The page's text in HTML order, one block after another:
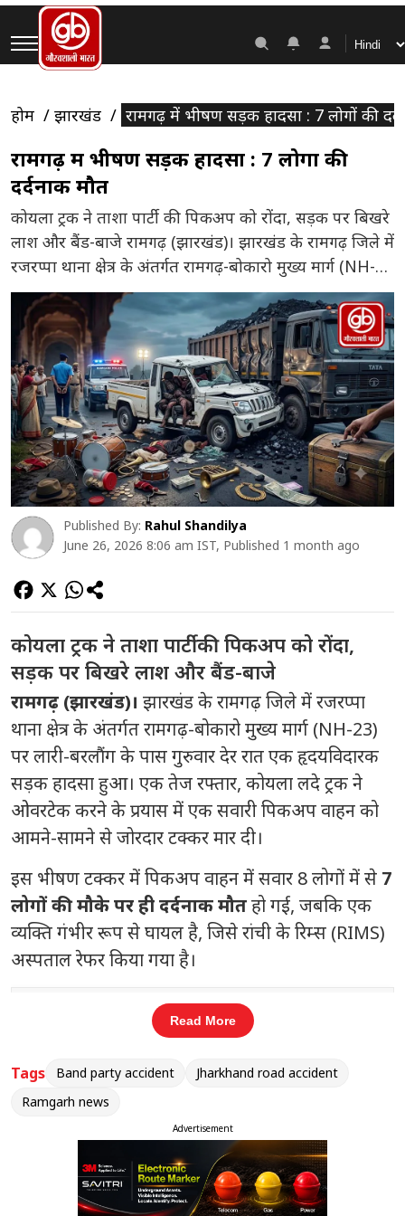
होम झारखंड रामगढ़ में भीषण सड़क हादसा : 7 लोगों की
रामगढ़ में भीषण सड़क हादसा : 7 लोगों की
दर्दनाक मौत
कोयला ट्रक ने ताशा पार्टी की पिकअप को रोंदा, सड़क पर बिखरे
लाश और बैंड-बाजे रामगढ़ (झारखंड)। झारखंड के रामगढ़ जिले में
रजरप्पा थाना क्षेत्र के अंतर्गत रामगढ़-बोकारो मुख्य मार्ग (NH-
23) पर लारी-बरलौंग के पास गुरुवार देर रात एक हृदयविदारक
सड़क हादसा हुआ। एक तेज रफ्तार, कोयला लदे ट्रक ने ओवरटेक
करने के प्रयास में […]
Published By: Rahul Shandilya
June 26, 2026 8:06 am IST, Published 1 month ago
कोयला ट्रक ने ताशा पार्टी की पिकअप को रोंदा,
सड़क पर बिखरे लाश और बैंड-बाजे
रामगढ़ (झारखंड)। झारखंड के रामगढ़ जिले में रजरप्पा
थाना क्षेत्र के अंतर्गत रामगढ़-बोकारो मुख्य मार्ग (NH-23)
पर लारी-बरलौंग के पास गुरुवार देर रात एक हृदयविदारक
सड़क हादसा हुआ। एक तेज रफ्तार, कोयला लदे ट्रक ने
ओवरटेक करने के प्रयास में एक सवारी पिकअप वाहन को
आमने-सामने से जोरदार टक्कर मार दी।
इस भीषण टक्कर में पिकअप वाहन में सवार 8 लोगों में से 7
लोगों की मौके पर ही दर्दनाक मौतहो गई, जबकि एक
व्यक्ति गंभीर रूप से घायल है, जिसे रांची के रिम्स (RIMS)
अस्पताल रेफर किया गया है।
क्या होगा बड़ा निवेश?
‹
## ताशा पार्टी से जुड़े थे सभी मृतक, कार्यक्रम में शामिल
होने जा रहे थे बिहार
Read More
Tags Band party accident
Jharkhand road accident
Ramgarh news
Advertisement